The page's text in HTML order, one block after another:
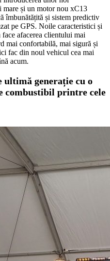
mare și un motor nou xC13
îmbunătățită și sistem predictiv
pe GPS. Noile caracteristici și
afacerea clientului mai
mai confortabilă, mai sigură și
fac din noul vehicul cea mai
acum.
ultimă generație cu o
combustibil printre cele